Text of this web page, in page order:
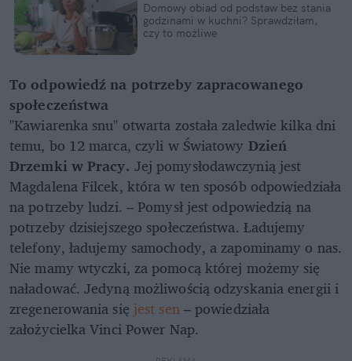
Domowy obiad od podstaw bez stania
godzinami w kuchni? Sprawdziłam,
czy to możliwe
To odpowiedź na potrzeby zapracowanego
społeczeństwa
"Kawiarenka snu" otwarta została zaledwie kilka dni
temu, bo 12 marca, czyli w Światowy Dzień
Drzemki w Pracy. Jej pomysłodawczynią jest
Magdalena Filcek, która w ten sposób odpowiedziała
na potrzeby ludzi. – Pomysł jest odpowiedzią na
potrzeby dzisiejszego społeczeństwa. Ładujemy
telefony, ładujemy samochody, a zapominamy o nas.
Nie mamy wtyczki, za pomocą której możemy się
naładować. Jedyną możliwością odzyskania energii i
zregenerowania się jest sen– powiedziała
założycielka Vinci Power Nap.